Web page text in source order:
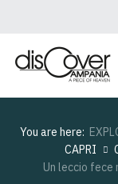
You are here:
CAPRI
Un leccio fece